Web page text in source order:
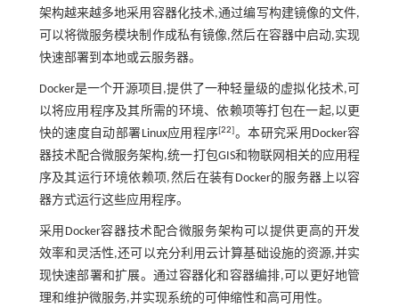
架构越来越多地采用容器化技术,通过编写构建镜像的文件,
可以将微服务模块制作成私有镜像,然后在容器中启动,实现
快速部署到本地或云服务器。
Docker是一个开源项目,提供了一种轻量级的虚拟化技术,可
以将应用程序及其所需的环境、依赖项等打包在一起,以更
快的速度自动部署Linux应用程序[22]。本研究采用Docker容
器技术配合微服务架构,统一打包GIS和物联网相关的应用程
序及其运行环境依赖项,然后在装有Docker的服务器上以容
器方式运行这些应用程序。
采用Docker容器技术配合微服务架构可以提供更高的开发
效率和灵活性,还可以充分利用云计算基础设施的资源,并实
现快速部署和扩展。通过容器化和容器编排,可以更好地管
理和维护微服务,并实现系统的可伸缩性和高可用性。